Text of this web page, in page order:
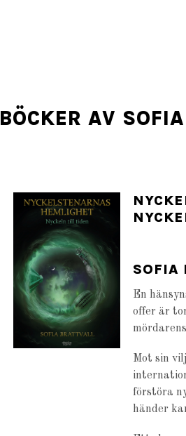
BÖCKER AV
SOFIA
En
offer är
Mot sin
förstöra
händer